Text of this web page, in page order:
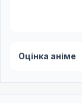
Оцінка аніме